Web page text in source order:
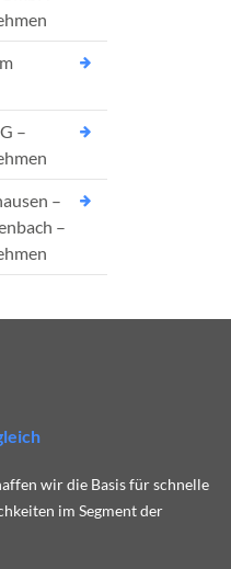
–
–
–
wir die Basis für schnelle
im Segment der